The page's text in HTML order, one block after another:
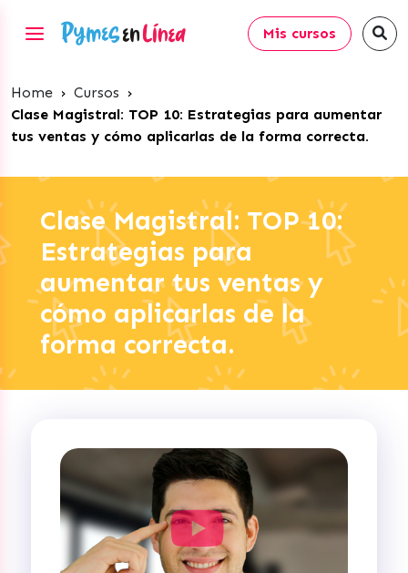
Mis cursos
Home › Cursos ›
Clase Magistral: TOP 10: Estrategias para aumentar
tus ventas y cómo aplicarlas de la forma correcta.
Clase Magistral: TOP 10:
Estrategias para
aumentar tus ventas y
cómo aplicarlas de la
forma correcta.